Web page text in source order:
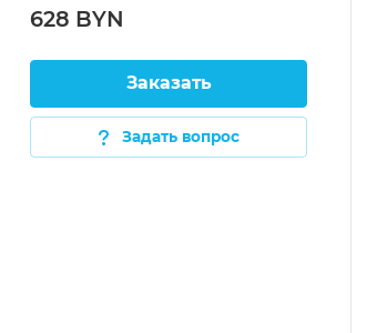
628 BYN
Заказать
Задать вопрос